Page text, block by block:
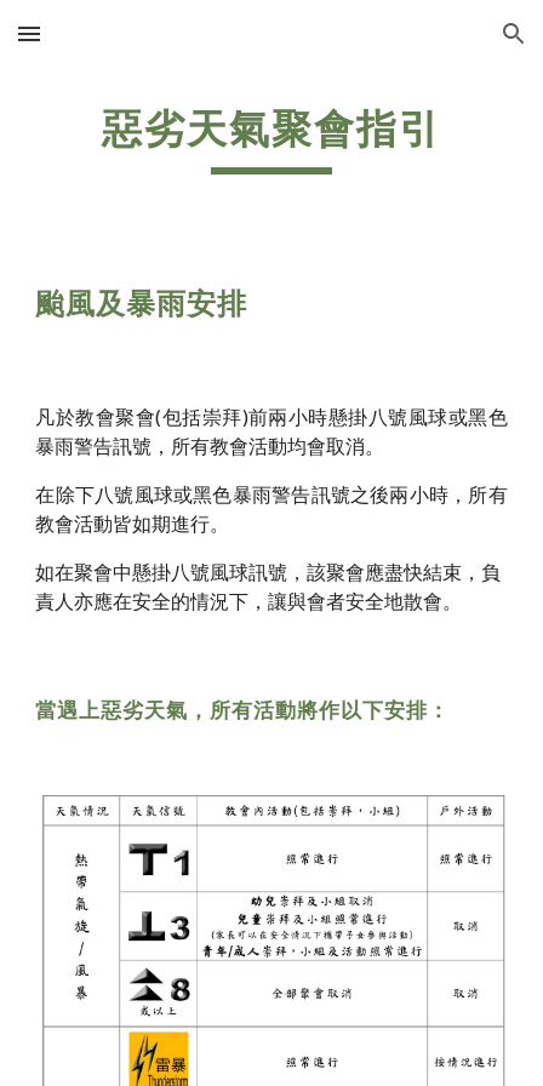
Skip to main content Skip to navigation
惡劣天氣聚會指引
颱風及暴雨安排
凡於教會聚會(包括崇拜)前兩小時懸掛八號風球或黑色
暴雨警告訊號，所有教會活動均會取消。
在除下八號風球或黑色暴雨警告訊號之後兩小時，所有
教會活動皆如期進行。
如在聚會中懸掛八號風球訊號，該聚會應盡快結束，負
責人亦應在安全的情況下，讓與會者安全地散會。
當遇上惡劣天氣，所有活動將作以下安排：